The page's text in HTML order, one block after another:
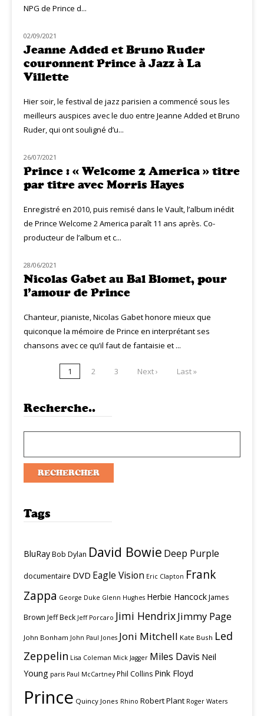
NPG de Prince d...
LIVE MUZIQ
02/09/2021
Jeanne Added et Bruno Ruder
couronnent Prince à Jazz à La
Villette
Hier soir, le festival de jazz parisien a commencé sous les
meilleurs auspices avec le duo entre Jeanne Added et Bruno
Ruder, qui ont souligné d’u...
NOUVEAUTÉS
26/07/2021
Prince : « Welcome 2 America » titre
par titre avec Morris Hayes
Enregistré en 2010, puis remisé dans le Vault, l’album inédit
de Prince Welcome 2 America paraît 11 ans après. Co-
producteur de l’album et c...
LIVE MUZIQ
28/06/2021
Nicolas Gabet au Bal Blomet, pour
l’amour de Prince
Chanteur, pianiste, Nicolas Gabet honore mieux que
quiconque la mémoire de Prince en interprétant ses
chansons avec ce qu’il faut de fantaisie et ...
1 2 3 Next › Last »
Recherche..
Tags
BluRayBob Dylan David Bowie Deep Purple
documentaire DVD Eagle Vision Eric Clapton Frank
Zappa George Duke Glenn Hughes Herbie HancockJames
Brown Jeff Beck Jeff Porcaro Jimi HendrixJimmy Page
John Bonham John Paul Jones Joni Mitchell Kate Bush Led
Zeppelin Lisa Coleman Mick Jagger Miles Davis Neil
Young paris Paul McCartney Phil Collins Pink Floyd
Prince Quincy Jones Rhino Robert Plant Roger Waters